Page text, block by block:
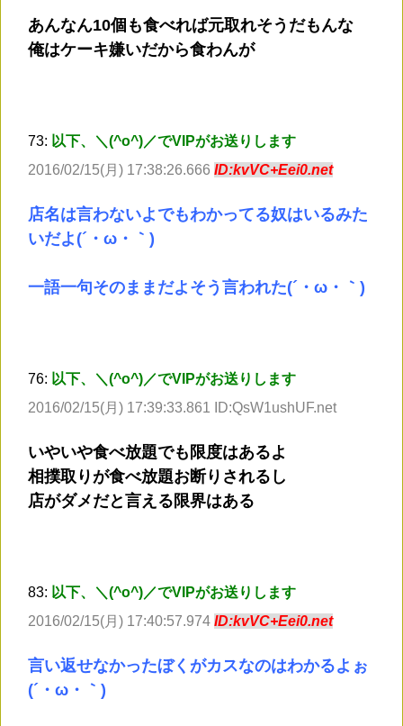
あんなん10個も食べれば元取れそうだもんな
俺はケーキ嫌いだから食わんが
73: 以下、＼(^o^)／でVIPがお送りします
2016/02/15(月) 17:38:26.666 ID:kvVC+Eei0.net
店名は言わないよでもわかってる奴はいるみた
いだよ(´・ω・｀)
一語一句そのままだよそう言われた(´・ω・｀)
76: 以下、＼(^o^)／でVIPがお送りします
2016/02/15(月) 17:39:33.861 ID:QsW1ushUF.net
いやいや食べ放題でも限度はあるよ
相撲取りが食べ放題お断りされるし
店がダメだと言える限界はある
83: 以下、＼(^o^)／でVIPがお送りします
2016/02/15(月) 17:40:57.974 ID:kvVC+Eei0.net
言い返せなかったぼくがカスなのはわかるよぉ
(´・ω・｀)